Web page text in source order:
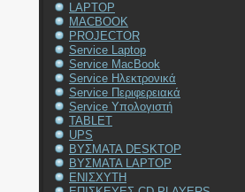
LAPTOP
MACBOOK
PROJECTOR
Service Laptop
Service MacBook
Service Ηλεκτρονικά
Service Περιφερειακά
Service Υπολογιστή
TABLET
UPS
ΒΥΣΜΑΤΑ DESKTOP
ΒΥΣΜΑΤΑ LAPTOP
ΕΝΙΣΧΥΤΗ